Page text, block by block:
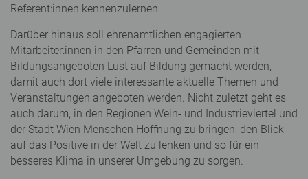
Referent:innen kennenzulernen.
Darüber hinaus soll ehrenamtlichen engagierten
Mitarbeiter:innen in den Pfarren und Gemeinden mit
Bildungsangeboten Lust auf Bildung gemacht werden,
damit auch dort viele interessante aktuelle Themen und
Veranstaltungen angeboten werden. Nicht zuletzt geht es
auch darum, in den Regionen Wein- und Industrieviertel und
der Stadt Wien Menschen Hoffnung zu bringen, den Blick
auf das Positive in der Welt zu lenken und so für ein
besseres Klima in unserer Umgebung zu sorgen.